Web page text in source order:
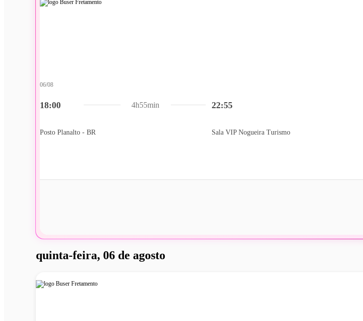
18:00
06/08
Posto Planalto - BR
22:55
Sala VIP Nogueira Turismo
4h55min
quinta-feira, 06 de agosto